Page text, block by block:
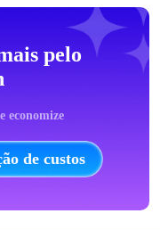
pelo
economize
de custos